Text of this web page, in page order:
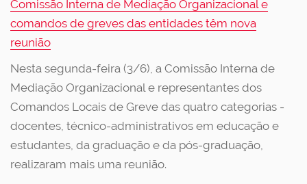
Comissão Interna de Mediação Organizacional e
comandos de greves das entidades têm nova
reunião
Nesta segunda-feira (3/6), a Comissão Interna de
Mediação Organizacional e representantes dos
Comandos Locais de Greve das quatro categorias -
docentes, técnico-administrativos em educação e
estudantes, da graduação e da pós-graduação,
realizaram mais uma reunião.